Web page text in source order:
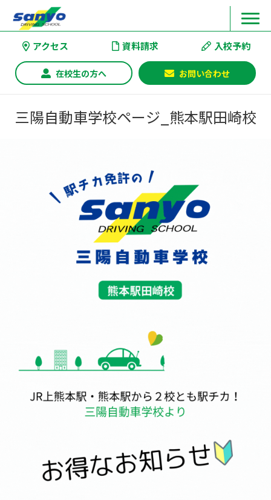
アクセス 資料請求 入校予約
在校生の方へ お問い合わせ
三陽自動車学校ページ_熊本駅田崎校